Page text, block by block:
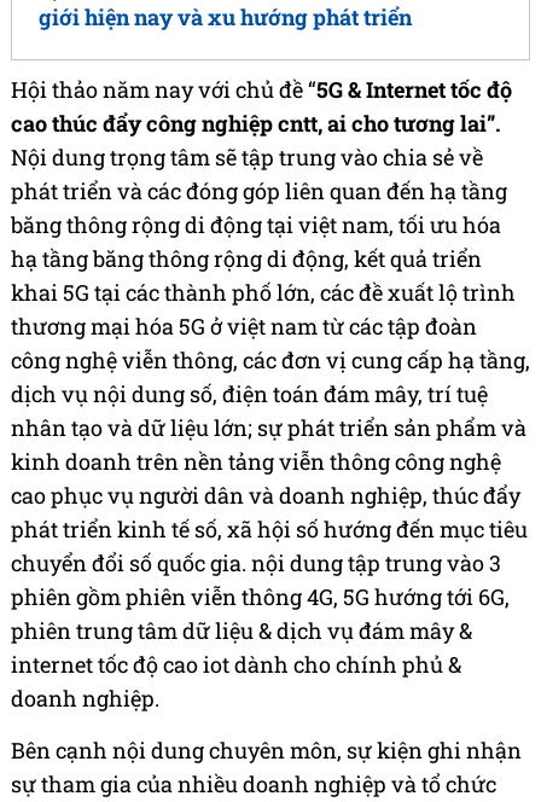
giới hiện nay và xu hướng phát triển
Hội thảo năm nay với chủ đề “5G & Internet tốc độ
cao thúc đẩy công nghiệp cntt, ai cho tương lai”.
Nội dung trọng tâm sẽ tập trung vào chia sẻ về
phát triển và các đóng góp liên quan đến hạ tầng
băng thông rộng di động tại việt nam, tối ưu hóa
hạ tầng băng thông rộng di động, kết quả triển
khai 5G tại các thành phố lớn, các đề xuất lộ trình
thương mại hóa 5G ở việt nam từ các tập đoàn
công nghệ viễn thông, các đơn vị cung cấp hạ tầng,
dịch vụ nội dung số, điện toán đám mây, trí tuệ
nhân tạo và dữ liệu lớn; sự phát triển sản phẩm và
kinh doanh trên nền tảng viễn thông công nghệ
cao phục vụ người dân và doanh nghiệp, thúc đẩy
phát triển kinh tế số, xã hội số hướng đến mục tiêu
chuyển đổi số quốc gia. nội dung tập trung vào 3
phiên gồm phiên viễn thông 4G, 5G hướng tới 6G,
phiên trung tâm dữ liệu & dịch vụ đám mây &
internet tốc độ cao iot dành cho chính phủ &
doanh nghiệp.
Bên cạnh nội dung chuyên môn, sự kiện ghi nhận
sự tham gia của nhiều doanh nghiệp và tổ chức